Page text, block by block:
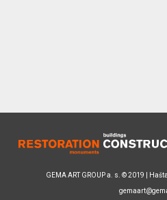
GEMA ART GROUP a. s. © 2019 |